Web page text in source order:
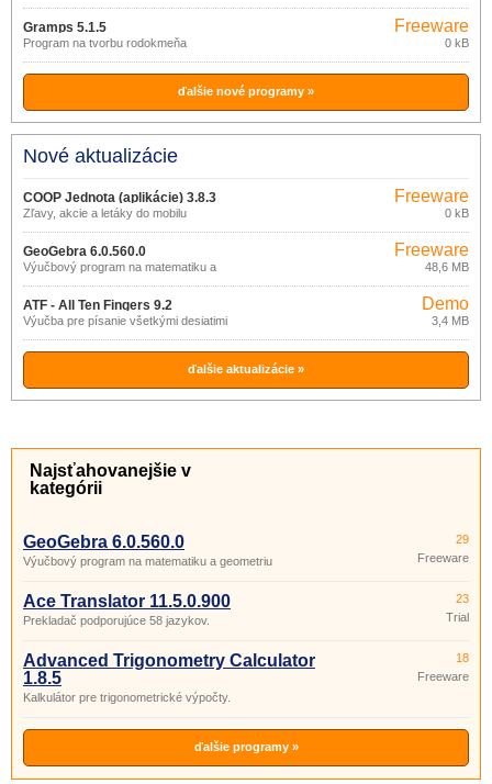
Gramps 5.1.5
Program na tvorbu rodokmeňa
Freeware
0 kB
ďalšie nové programy »
Nové aktualizácie
COOP Jednota (aplikácie) 3.8.3
Zľavy, akcie a letáky do mobilu
Freeware
0 kB
GeoGebra 6.0.560.0
Výučbový program na matematiku a
Freeware
48,6 MB
ATF - All Ten Fingers 9.2
Výučba pre písanie všetkými desiatimi
Demo
3,4 MB
ďalšie aktualizácie »
Najsťahovanejšie v
kategórii
GeoGebra 6.0.560.0
Výučbový program na matematiku a geometriu
29
Freeware
Ace Translator 11.5.0.900
Prekladač podporujúce 58 jazykov.
23
Trial
Advanced Trigonometry Calculator
1.8.5
Kalkulátor pre trigonometrické výpočty.
18
Freeware
ďalšie programy »